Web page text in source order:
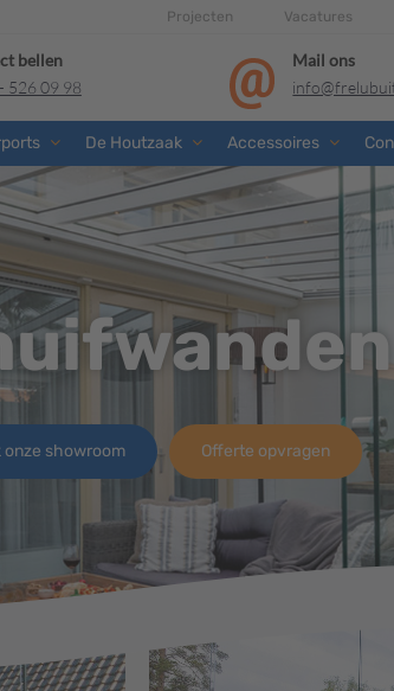
Projecten Vacatures
bellen
526 09 98
Mail ons
De Houtzaak Accessoires
onze showroom Offerte opvragen